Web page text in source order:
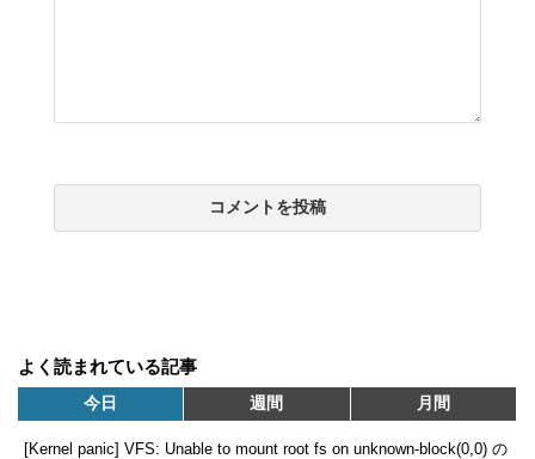
よく読まれている記事
今日 週間 月間
[Kernel panic] VFS: Unable to mount root fs on unknown-block(0,0) の